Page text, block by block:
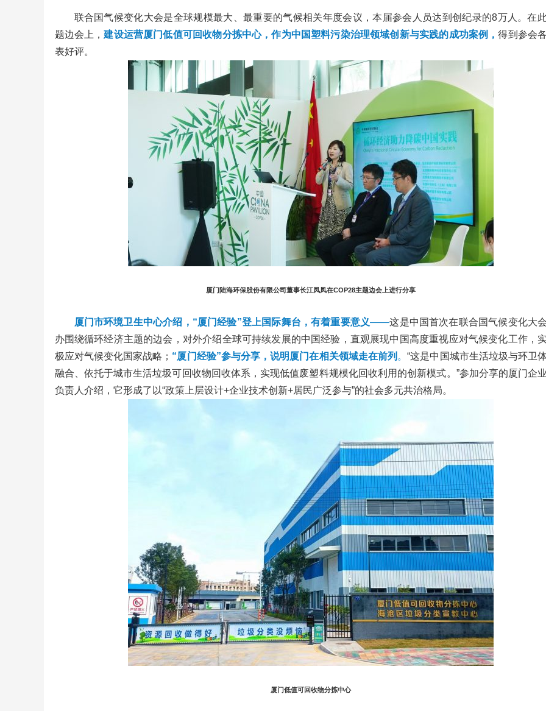
联合国气候变化大会是全球规模最大、最重要的气候相关年度会议，本届参会人员达到创纪录的8万人。在
题边会上，建设运营厦门低值可回收物分拣中心，作为中国塑料污染治理领域创新与实践的成功案例，得到参会
表好评。
厦门陆海环保股份有限公司董事长江凤凤在COP28主题边会上进行分享
厦门市环境卫生中心介绍， “厦门经验”登上国际舞台，有着重要意义——这是中国首次在联合国气候变化大
办围绕循环经济主题的边会，对外介绍全球可持续发展的中国经验，直观展现中国高度重视应对气候变化工作，
极应对气候变化国家战略； “厦门经验”参与分享，说明厦门在相关领域走在前列 。“这是中国城市生活垃圾与环卫
融合、依托于城市生活垃圾可回收物回收体系，实现低值废塑料规模化回收利用的创新模式。”参加分享的厦门企
负责人介绍，它形成了以“政策上层设计+企业技术创新+居民广泛参与”的社会多元共治格局。
厦门低值可回收物分拣中心